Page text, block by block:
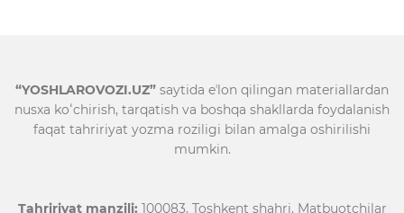
“YOSHLAROVOZI.UZ” saytida eʼlon qilingan materiallardan
nusxa koʻchirish, tarqatish va boshqa shakllarda foydalanish
faqat tahririyat yozma roziligi bilan amalga oshirilishi
mumkin.
Tahririyat manzili: 100083, Toshkent shahri, Matbuotchilar